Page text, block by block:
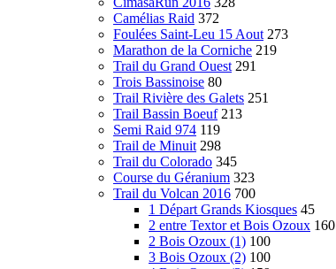
Camélias Raid 372
Foulées Saint-Leu 15 Aout 273
Marathon de la Corniche 219
Trail du Grand Ouest 291
Trois Bassinoise 80
Trail Rivière des Galets 251
Trail Bassin Boeuf 213
Semi Raid 974 119
Trail de Minuit 298
Trail du Colorado 345
Course du Géranium 323
Trail du Volcan 2016 700
1 Départ Grands Kiosques 45
2 entre Textor et Bois Ozoux 160
2 Bois Ozoux (1) 100
3 Bois Ozoux (2) 100